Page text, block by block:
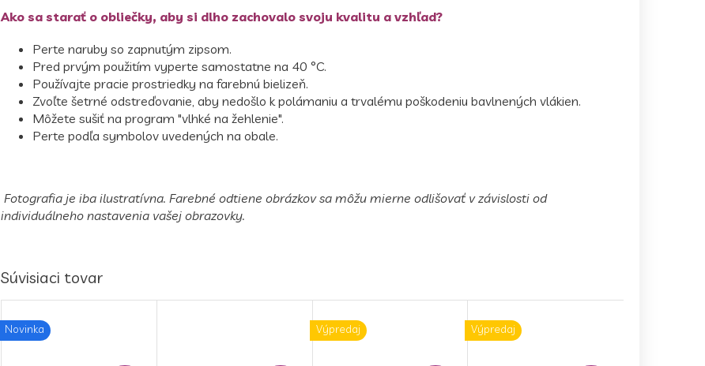
Ako sa starať o obliečky, aby si dlho zachovalo svoju kvalitu a vzhľad?
Perte naruby so zapnutým zipsom.
Pred prvým použitím vyperte samostatne na 40 °C.
Používajte pracie prostriedky na farebnú bielizeň.
Zvoľte šetrné odstreďovanie, aby nedošlo k polámaniu a trvalému poškodeniu bavlnených vlákien.
Môžete sušiť na program "vlhké na žehlenie".
Perte podľa symbolov uvedených na obale.
Fotografia je iba ilustratívna. Farebné odtiene obrázkov sa môžu mierne odlišovať v závislosti od
individuálneho nastavenia vašej obrazovky.
Súvisiaci tovar
Novinka Výpredaj Výpredaj